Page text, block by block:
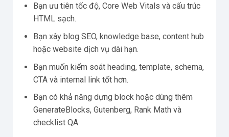
Bạn ưu tiên tốc độ, Core Web Vitals và cấu trúc
HTML sạch.
Bạn xây blog SEO, knowledge base, content hub
hoặc website dịch vụ dài hạn.
Bạn muốn kiểm soát heading, template, schema,
CTA và internal link tốt hơn.
Bạn có khả năng dựng block hoặc dùng thêm
GenerateBlocks, Gutenberg, Rank Math và
checklist QA.